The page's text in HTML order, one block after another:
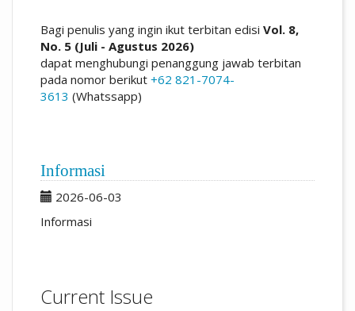
Bagi penulis yang ingin ikut terbitan edisi Vol. 8,
No. 5 (Juli - Agustus 2026)
dapat menghubungi penanggung jawab terbitan
pada nomor berikut +62 821-7074-
3613 (Whatssapp)
Informasi
2026-06-03
Informasi
Current Issue